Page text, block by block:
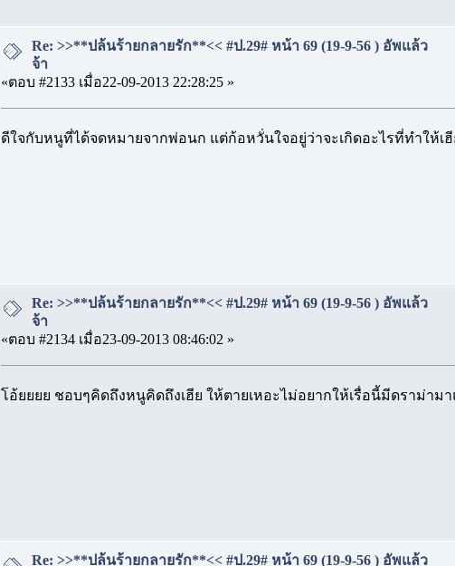
Re: >>**ปล้นร้ายกลายรัก**<< #ป.29# หน้า 69 (19-9-56 ) อัพแล้ว
จ้า
«ตอบ #2133 เมื่อ22-09-2013 22:28:25 »
ดีใจกับหนูที่ได้จดหมายจากพ่อนก แต่ก้อหวั่นใจอยู่ว่าจะเกิดอะไรที่ทำให้เ
Re: >>**ปล้นร้ายกลายรัก**<< #ป.29# หน้า 69 (19-9-56 ) อัพแล้ว
จ้า
«ตอบ #2134 เมื่อ23-09-2013 08:46:02 »
โอ้ยยยย ชอบๆคิดถึงหนูคิดถึงเฮีย ให้ตายเหอะไม่อยากให้เรื่อนี้มีดราม่าม
Re: >>**ปล้นร้ายกลายรัก**<< #ป.29# หน้า 69 (19-9-56 ) อัพแล้ว